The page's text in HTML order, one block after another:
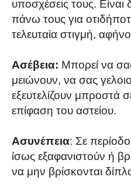
υποσχέσεις τους. Είναι
πάνω τους για
τελευταία στιγμή,
Ασέβεια: Μπορεί να
μειώνουν, να σας
εξευτελίζουν μπροστά
επίφαση του αστείου.
Ασυνέπεια: Σε
ίσως εξαφανιστούν ή
να μην βρίσκονται